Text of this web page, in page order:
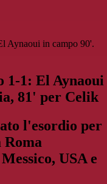
Aynaoui in campo 90'.
1: El Aynaoui
81' per Celik
l'esordio per
USA e